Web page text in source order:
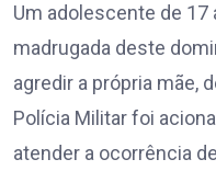
Um adolescente de 17
madrugada deste
agredir a própria mãe,
Polícia Militar foi
atender a ocorrência